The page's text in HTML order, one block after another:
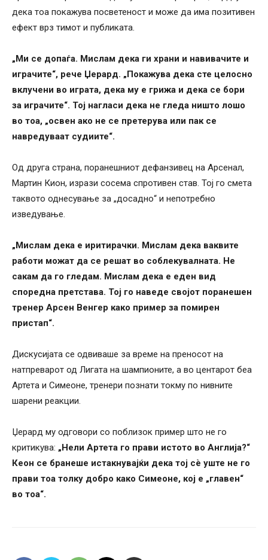
дека тоа покажува посветеност и може да има позитивен
ефект врз тимот и публиката.
„Ми се допаѓа. Мислам дека ги храни и навивачите и
играчите“, рече Џерард. „Покажува дека сте целосно
вклучени во играта, дека му е грижа и дека се бори
за играчите“. Тој нагласи дека не гледа ништо лошо
во тоа, „освен ако не се претерува или пак се
навредуваат судиите“.
Од друга страна, поранешниот дефанзивец на Арсенал,
Мартин Кион, изрази сосема спротивен став. Тој го смета
таквото однесување за „досадно“ и непотребно
изведување.
„Мислам дека е иритирачки. Мислам дека ваквите
работи можат да се решат во соблекувалната. Не
сакам да го гледам. Мислам дека е еден вид
споредна претстава. Тој го наведе својот поранешен
тренер Арсен Венгер како пример за помирен
пристап“.
Дискусијата се одвиваше за време на преносот на
натпреварот од Лигата на шампионите, а во центарот беа
Артета и Симеоне, тренери познати токму по нивните
шарени реакции.
Џерард му одговори со поблизок пример што не го
критикува: „Нели Артета го прави истото во Англија?“
Кеон се бранеше истакнувајќи дека тој сè уште не го
прави тоа толку добро како Симеоне, кој е „главен“
во тоа“.